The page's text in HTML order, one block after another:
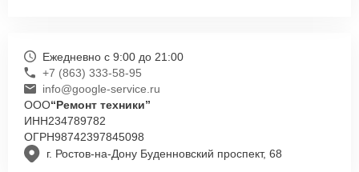
г. Ростов-на-Дону Буденновский проспект, 68
Ежедневно с 9:00 до 21:00
+7 (863) 333-58-95
info@google-service.ru
ООО“Ремонт техники”
ИНН234789782
ОГРН98742397845098